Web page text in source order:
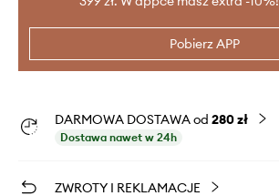
Pobierz APP
DARMOWA DOSTAWA od 280 zł
Dostawa nawet w 24h
ZWROTY I REKLAMACJE